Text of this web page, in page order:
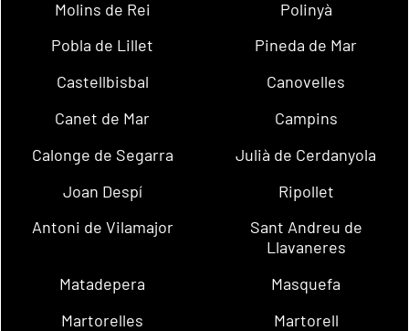
Molins de Rei
Polinyà
Pobla de Lillet
Pineda de Mar
Castellbisbal
Canovelles
Canet de Mar
Campins
Calonge de Segarra
Julià de Cerdanyola
Joan Despí
Ripollet
Antoni de Vilamajor
Sant Andreu de
Llavaneres
Matadepera
Masquefa
Martorelles
Martorell